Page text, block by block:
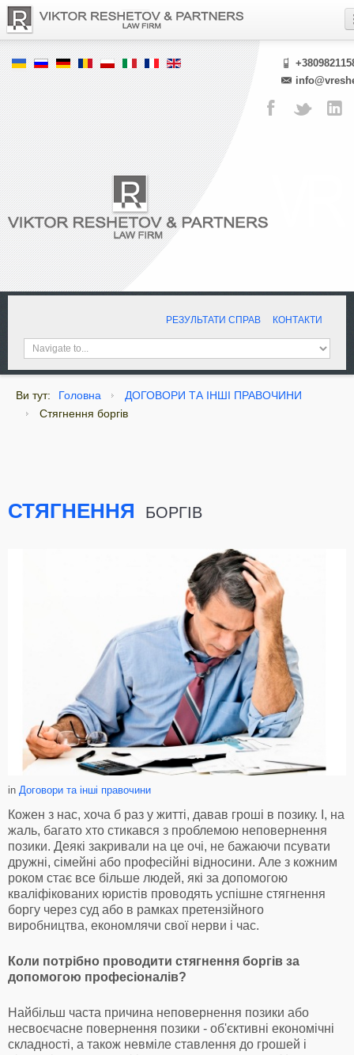
РЕЗУЛЬТАТИ СПРАВ КОНТАКТИ
Ви тут: Головна
ДОГОВОРИ ТА ІНШІ ПРАВОЧИНИ
Стягнення боргів
СТЯГНЕННЯ БОРГІВ
in Договори та інші правочини
Кожен з нас, хоча б раз у житті, давав гроші в позику. І, на
жаль, багато хто стикався з проблемою неповернення
позики. Деякі закривали на це очі, не бажаючи псувати
дружні, сімейні або професійні відносини. Але з кожним
роком стає все більше людей, які за допомогою
кваліфікованих юристів проводять успішне стягнення
боргу через суд або в рамках претензійного
виробництва, економлячи свої нерви і час.
Коли потрібно проводити стягнення боргів за
допомогою професіоналів?
Найбільш часта причина неповернення позики або
несвоєчасне повернення позики - об'єктивні економічні
складності, а також невміле ставлення до грошей і